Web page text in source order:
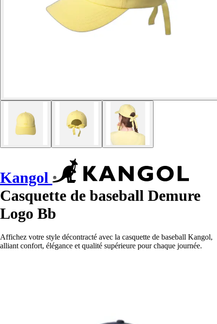
Kangol
Casquette de baseball Demure
Logo Bb
Affichez votre style décontracté avec la casquette de baseball Kangol,
alliant confort, élégance et qualité supérieure pour chaque journée.